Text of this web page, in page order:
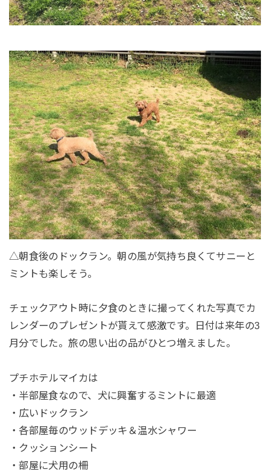
△朝食後のドックラン。朝の風が気持ち良くてサニーと
ミントも楽しそう。
チェックアウト時に夕食のときに撮ってくれた写真でカ
レンダーのプレゼントが貰えて感激です。日付は来年の3
月分でした。旅の思い出の品がひとつ増えました。
プチホテルマイカは
・半部屋食なので、犬に興奮するミントに最適
・広いドックラン
・各部屋毎のウッドデッキ＆温水シャワー
・クッションシート
・部屋に犬用の柵